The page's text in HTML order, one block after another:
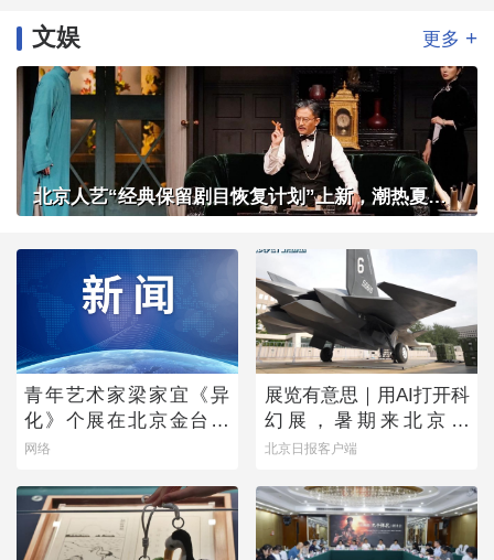
文娱 更多 +
北京人艺“经典保留剧目恢复计划”上新，潮热夏夜下起一场“雷雨”
青年艺术家梁家宜《异
化》个展在北京金台艺
术馆启幕：以先锋艺术
成”的时代命题
网络
展览有意思｜用AI打开科
幻展，暑期来北京体
验“南天门计划”科幻装备
北京日报客户端